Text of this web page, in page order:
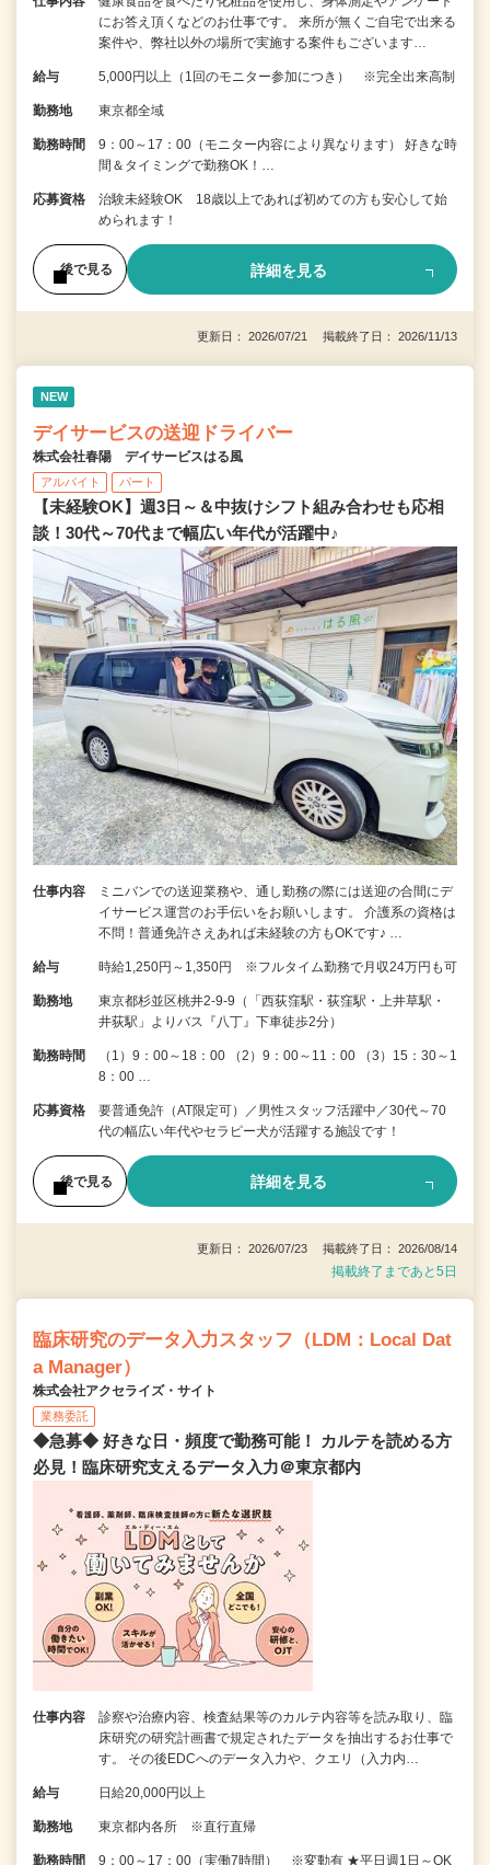
にお答え頂くなどのお仕事です。 来所が無くご自宅で出来る
案件や、弊社以外の場所で実施する案件もございます…
給与 5,000円以上（1回のモニター参加につき） ※完全出来高制
勤務地 東京都全域
勤務時間
9：00～17：00（モニター内容により異なります） 好きな時
間＆タイミングで勤務OK！…
応募資格
治験未経験OK 18歳以上であれば初めての方も安心して始
められます！
後で見る 詳細を見る
更新日： 2026/07/21 掲載終了日： 2026/11/13
NEW
デイサービスの送迎ドライバー
株式会社春陽 デイサービスはる風
アルバイト パート
【未経験OK】週3日～＆中抜けシフト組み合わせも応相
談！30代～70代まで幅広い年代が活躍中♪
仕事内容
ミニバンでの送迎業務や、通し勤務の際には送迎の合間にデ
イサービス運営のお手伝いをお願いします。 介護系の資格は
不問！普通免許さえあれば未経験の方もOKです♪ …
給与 時給1,250円～1,350円 ※フルタイム勤務で月収24万円も可
勤務地
東京都杉並区桃井2-9-9（「西荻窪駅・荻窪駅・上井草駅・
井荻駅」よりバス『八丁』下車徒歩2分）
勤務時間
（1）9：00～18：00 （2）9：00～11：00 （3）15：30～1
8：00 …
応募資格
要普通免許（AT限定可）／男性スタッフ活躍中／30代～70
代の幅広い年代やセラピー犬が活躍する施設です！
後で見る 詳細を見る
更新日： 2026/07/23 掲載終了日： 2026/08/14
掲載終了まであと5日
臨床研究のデータ入力スタッフ（LDM：Local Dat
a Manager）
株式会社アクセライズ・サイト
業務委託
◆急募◆ 好きな日・頻度で勤務可能！ カルテを読める方
必見！臨床研究支えるデータ入力＠東京都内
仕事内容
診察や治療内容、検査結果等のカルテ内容等を読み取り、臨
床研究の研究計画書で規定されたデータを抽出するお仕事で
す。 その後EDCへのデータ入力や、クエリ（入力内…
給与 日給20,000円以上
勤務地 東京都内各所 ※直行直帰
勤務時間 9：00～17：00（実働7時間） ※変動有 ★平日週1日～OK